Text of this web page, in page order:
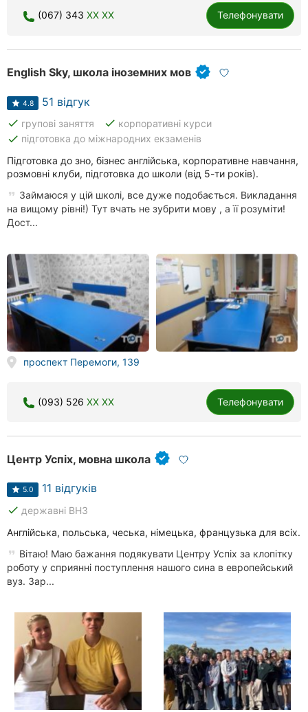
Одеса
Кропивницький
Київ
Запоріжжя
Дніпро
Львів
Кривий
Ріг
Миколаїв
Полтава
Черкаси
Чернівці
Івано-
Франківськ
Луцьк
Ужгород
(067) 343 XX XX Телефонувати
English Sky, школа іноземних мов
4.8 51 відгук
done групові заняття done корпоративні курси
done підготовка до міжнародних екзаменів
Підготовка до зно, бізнес англійська, корпоративне навчання,
розмовні клуби, підготовка до школи (від 5-ти років).
Займаюся у цій школі, все дуже подобається. Викладання
на вищому рівні!) Тут вчать не зубрити мову , а її розуміти!
Дост...
проспект Перемоги, 139
(093) 526 XX XX Телефонувати
Центр Успіх, мовна школа
5.0 11 відгуків
done державні ВНЗ
Англійська, польська, чеська, німецька, французька для всіх.
Вітаю! Маю бажання подякувати Центру Успіх за клопітку
роботу у сприянні поступлення нашого сина в европейський
вуз. Зар...